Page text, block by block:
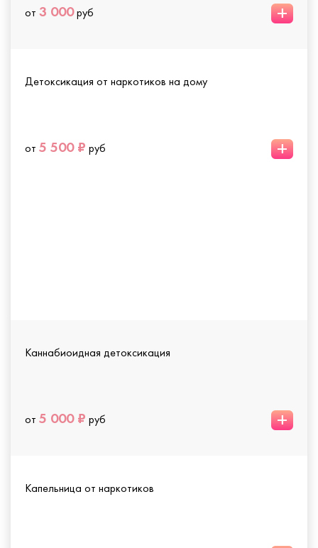
от 3 000руб +
Детоксикация от наркотиков на дому
от 5 500 ₽ руб +
Каннабиоидная детоксикация
от 5 000 ₽ руб +
Капельница от наркотиков